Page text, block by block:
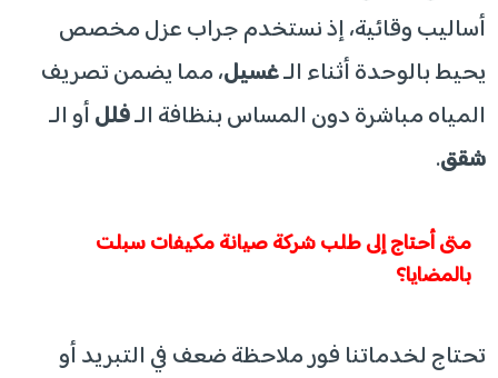
أساليب وقائية، إذ نستخدم جراب عزل مخصص
يحيط بالوحدة أثناء الـغسيل، مما يضمن تصريف
المياه مباشرة دون المساس بنظافة الـفللأو الـ
شقق.
​متى أحتاج إلى طلب شركة صيانة مكيفات سبلت
بالمضايا؟
​تحتاج لخدماتنا فور ملاحظة ضعف في التبريد أو